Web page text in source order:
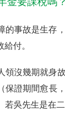
事故是生存
付。
沒幾期就身
證期間愈長
吳先生是在